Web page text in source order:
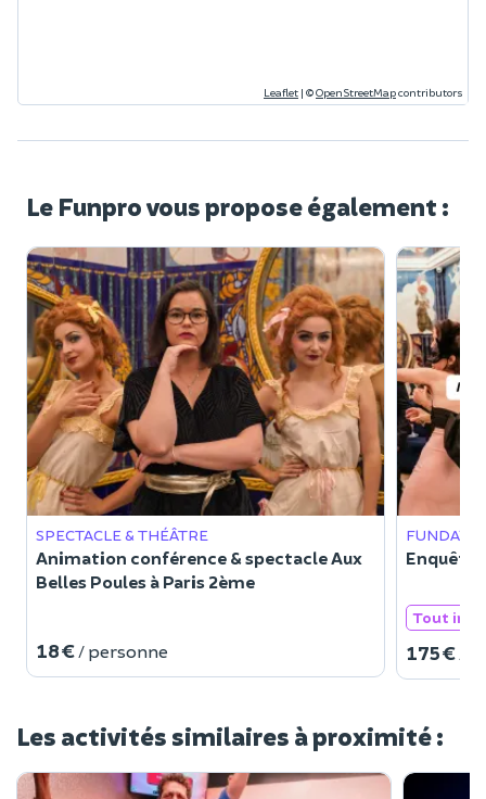
Leaflet | ©OpenStreetMapcontributors
Le Funpro vous propose également :
SPECTACLE & THÉÂTRE
Animation conférence & spectacle Aux
Belles Poules à Paris 2ème
18 € / personne
FUNDAYS
Enquête
Tout
175 €
Les activités similaires à proximité :